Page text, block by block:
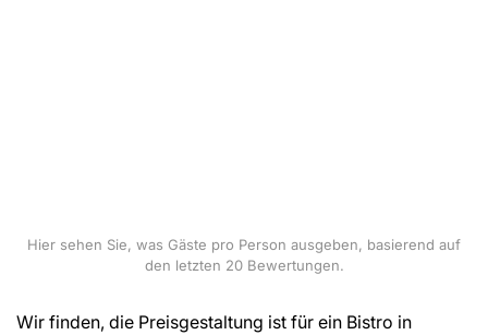
Hier sehen Sie, was Gäste pro Person ausgeben, basierend auf
den letzten 20 Bewertungen.
Wir finden, die Preisgestaltung ist für ein Bistro in